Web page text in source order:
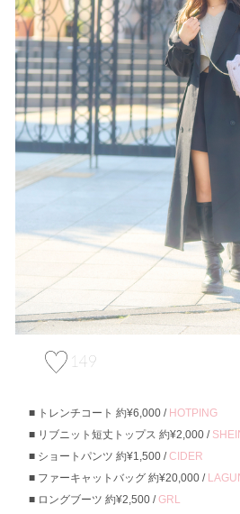
149
トレンチコート 約¥6,000 / HOTPING
リブニット短丈トップス 約¥2,000 /
ショートパンツ 約¥1,500 /CIDER
ファーキャットバッグ 約¥20,000 /
ロングブーツ 約¥2,500 /GRL